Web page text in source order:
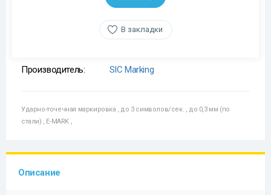
В закладки
Производитель: SIC Marking
Ударно-точечная маркировка , до 3 символов/сек. , до 0,3 мм (по
стали) , E-MARK ,
Описание